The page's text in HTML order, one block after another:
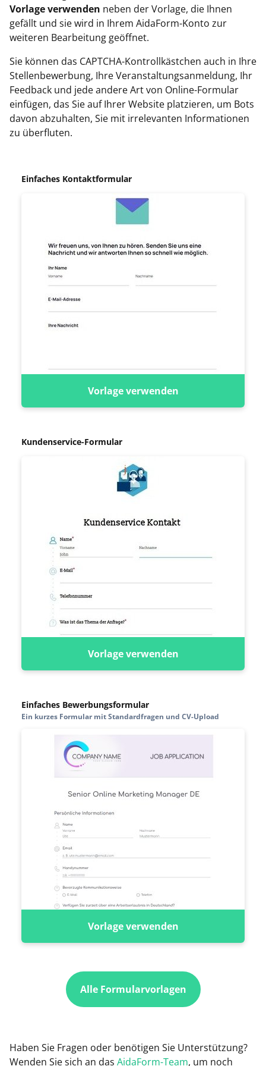
Vorlage verwenden neben der Vorlage, die Ihnen
gefällt und sie wird in Ihrem AidaForm-Konto zur
weiteren Bearbeitung geöffnet.
Sie können das CAPTCHA-Kontrollkästchen auch in Ihre
Stellenbewerbung, Ihre Veranstaltungsanmeldung, Ihr
Feedback und jede andere Art von Online-Formular
einfügen, das Sie auf Ihrer Website platzieren, um Bots
davon abzuhalten, Sie mit irrelevanten Informationen
zu überfluten.
Einfaches Kontaktformular
Vorlage verwenden
Kundenservice-Formular
Vorlage verwenden
Einfaches Bewerbungsformular
Ein kurzes Formular mit Standardfragen und CV-Upload
Vorlage verwenden
Alle Formularvorlagen
Haben Sie Fragen oder benötigen Sie Unterstützung?
Wenden Sie sich an das AidaForm-Team, um noch